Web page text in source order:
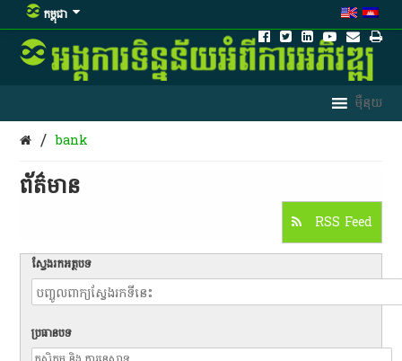
កម្ពុជា
/ bank
ព័ត៌មាន​
RSS Feed
ស្វែងរកអត្ថបទ
ប្រធានបទ